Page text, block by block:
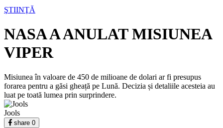
ŞTIINŢĂ
NASA A ANULAT MISIUNEA
VIPER
Misiunea în valoare de 450 de milioane de dolari ar fi presupus
forarea pentru a găsi gheață pe Lună. Decizia și detaliile acesteia au
luat pe toată lumea prin surprindere.
Jools
share 0